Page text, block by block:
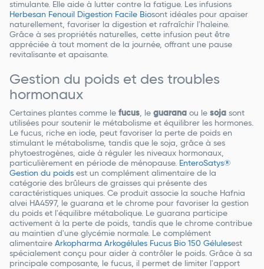
stimulante. Elle aide à lutter contre la fatigue. Les infusions
Herbesan Fenouil Digestion Facile Biosont idéales pour apaiser
naturellement, favoriser la digestion et rafraîchir l'haleine.
Grâce à ses propriétés naturelles, cette infusion peut être
appréciée à tout moment de la journée, offrant une pause
revitalisante et apaisante.
Gestion du poids et des troubles
hormonaux
Certaines plantes comme le fucus, le guarana ou le soja sont
utilisées pour soutenir le métabolisme et équilibrer les hormones.
Le fucus, riche en iode, peut favoriser la perte de poids en
stimulant le métabolisme, tandis que le soja, grâce à ses
phytoestrogènes, aide à réguler les niveaux hormonaux,
particulièrement en période de ménopause. EnteroSatys®
Gestion du poids est un complément alimentaire de la
catégorie des brûleurs de graisses qui présente des
caractéristiques uniques. Ce produit associe la souche Hafnia
alvei HA4597, le guarana et le chrome pour favoriser la gestion
du poids et l'équilibre métabolique. Le guarana participe
activement à la perte de poids, tandis que le chrome contribue
au maintien d'une glycémie normale. Le complément
alimentaire Arkopharma Arkogélules Fucus Bio 150 Gélulesest
spécialement conçu pour aider à contrôler le poids. Grâce à sa
principale composante, le fucus, il permet de limiter l'apport